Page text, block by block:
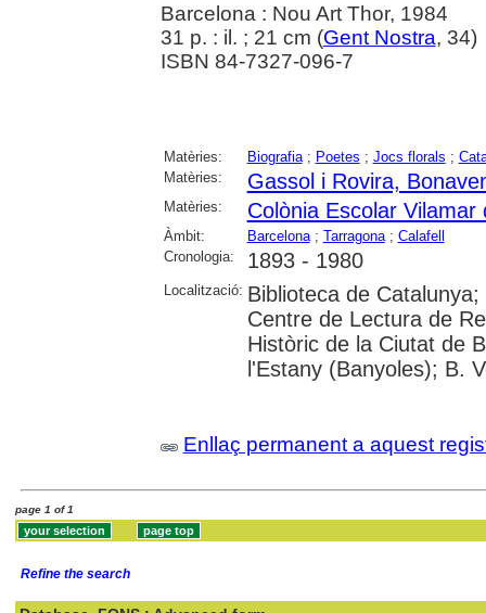
Barcelona : Nou Art Thor, 1984
31 p. : il. ; 21 cm (Gent Nostra, 34)
ISBN 84-7327-096-7
Matèries: Biografia; Poetes ; Jocs florals ;
Matèries:
Gassol i Rovira,
Matèries: Colònia Escolar Vilamar
Àmbit: Barcelona; Tarragona; Calafell
Cronologia:
1893 - 1980
Localització: Biblioteca de
Centre de Lectura de
Històric de la Ciutat de
l'Estany (Banyoles); B.
Enllaç permanent a aquest
page 1 of 1
Refine the search